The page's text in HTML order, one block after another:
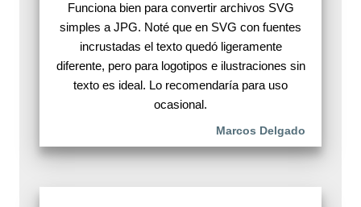
Funciona bien para convertir archivos SVG
simples a JPG. Noté que en SVG con fuentes
incrustadas el texto quedó ligeramente
diferente, pero para logotipos e ilustraciones sin
texto es ideal. Lo recomendaría para uso
ocasional.
Marcos Delgado